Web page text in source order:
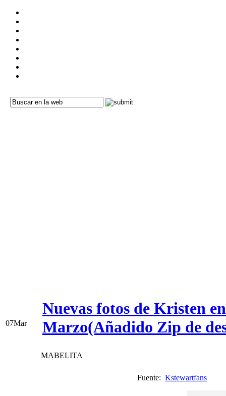
07Mar
Nuevas fotos de Kristen
Marzo(Añadido Zip de
MABELITA
Fuente: Kstewartfans